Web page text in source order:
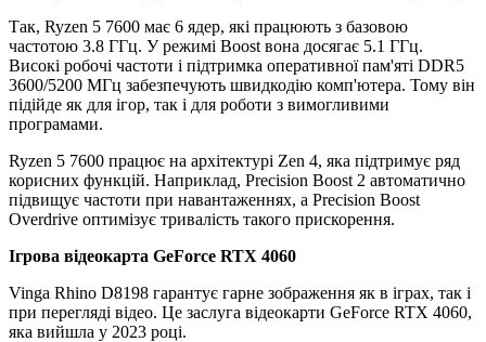
Так, Ryzen 5 7600 має 6 ядер, які працюють з базовою
частотою 3.8 ГГц. У режимі Boost вона досягає 5.1 ГГц.
Високі робочі частоти і підтримка оперативної пам'яті DDR5
3600/5200 МГц забезпечують швидкодію комп'ютера. Тому він
підійде як для ігор, так і для роботи з вимогливими
програмами.
Ryzen 5 7600 працює на архітектурі Zen 4, яка підтримує ряд
корисних функцій. Наприклад, Precision Boost 2 автоматично
підвищує частоти при навантаженнях, а Precision Boost
Overdrive оптимізує тривалість такого прискорення.
Ігрова відеокарта GeForce RTX 4060
Vinga Rhino D8198 гарантує гарне зображення як в іграх, так і
при перегляді відео. Це заслуга відеокарти GeForce RTX 4060,
яка вийшла у 2023 році.